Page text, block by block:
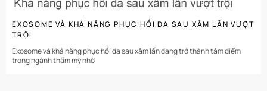
EXOSOME VÀ KHẢ NĂNG PHỤC HỒI DA SAU XÂM LẤN VƯỢT
TRỘI
Exosome và khả năng phục hồi da sau xâm lấn đang trở thành tâm điểm
trong ngành thẩm mỹ nhờ